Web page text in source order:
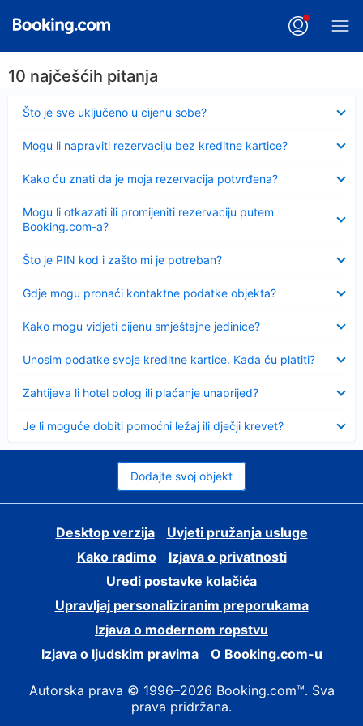
10 najčešćih pitanja
Što je sve uključeno u cijenu sobe?
Sažeto
Mogu li napraviti rezervaciju bez kreditne kartice?
Kako ću znati da je moja rezervacija potvrđena?
Mogu li otkazati ili promijeniti rezervaciju putem
Booking.com-a?
Što je PIN kod i zašto mi je potreban?
Sažeto
Gdje mogu pronaći kontaktne podatke objekta?
Kako mogu vidjeti cijenu smještajne jedinice?
Unosim podatke svoje kreditne kartice. Kada ću platiti?
Zahtijeva li hotel polog ili plaćanje unaprijed?
Je li moguće dobiti pomoćni ležaj ili dječji krevet?
Dodajte svoj objekt
Desktop verzija
Uvjeti pružanja usluge
Kako radimo
Izjava o privatnosti
Uredi postavke kolačića
Upravljaj personaliziranim preporukama
Izjava o modernom ropstvu
Izjava o ljudskim pravima
O Booking.com-u
Autorska prava © 1996–2026 Booking.com™. Sva
prava pridržana.